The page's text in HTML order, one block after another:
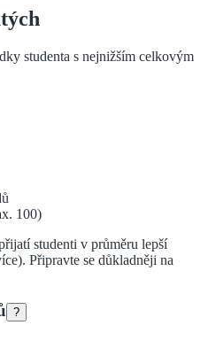
studenta s nejnižším celkovým
100)
studenti v průměru lepší
Připravte se důkladněji na
?